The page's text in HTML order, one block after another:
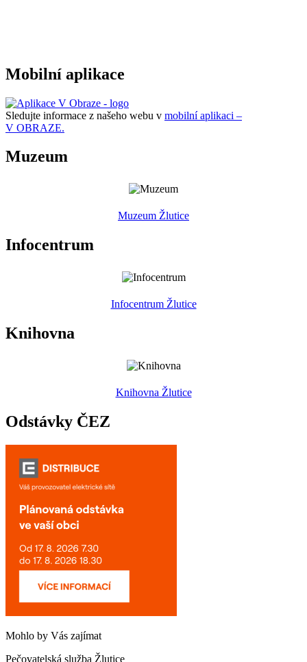
Mobilní aplikace
Sledujte informace z našeho webu v mobilní aplikaci –
V OBRAZE.
Muzeum
Muzeum Žlutice
Infocentrum
Infocentrum Žlutice
Knihovna
Knihovna Žlutice
Odstávky ČEZ
Mohlo by Vás zajímat
Pečovatelská služba Žlutice